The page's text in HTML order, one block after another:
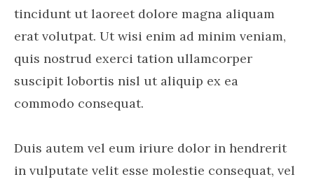
tincidunt ut laoreet dolore magna aliquam
erat volutpat. Ut wisi enim ad minim veniam,
quis nostrud exerci tation ullamcorper
suscipit lobortis nisl ut aliquip ex ea
commodo consequat.
Duis autem vel eum iriure dolor in hendrerit
in vulputate velit esse molestie consequat, vel